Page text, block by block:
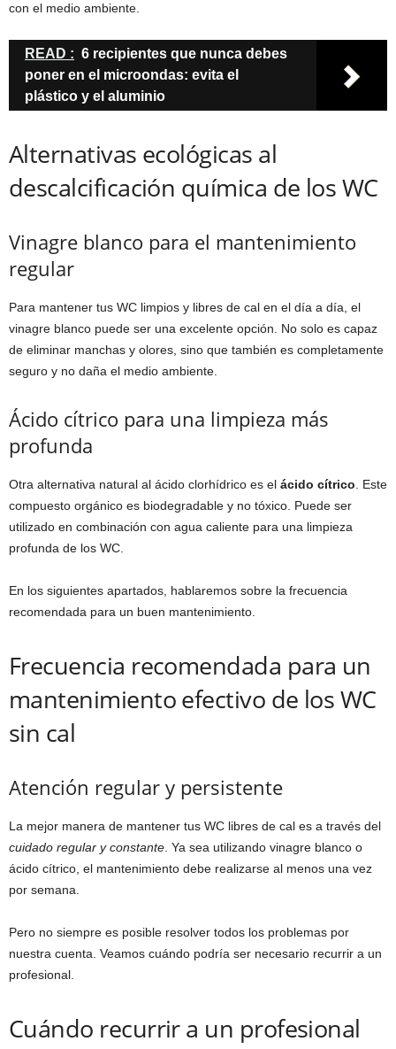
con el medio ambiente.
READ : 6 recipientes que nunca debes
poner en el microondas: evita el
plástico y el aluminio
Alternativas ecológicas al
descalcificación química de los WC
Vinagre blanco para el mantenimiento
regular
Para mantener tus WC limpios y libres de cal en el día a día, el
vinagre blanco puede ser una excelente opción. No solo es capaz
de eliminar manchas y olores, sino que también es completamente
seguro y no daña el medio ambiente.
Ácido cítrico para una limpieza más
profunda
Otra alternativa natural al ácido clorhídrico es el ácido cítrico . Este
compuesto orgánico es biodegradable y no tóxico. Puede ser
utilizado en combinación con agua caliente para una limpieza
profunda de los WC.
En los siguientes apartados, hablaremos sobre la frecuencia
recomendada para un buen mantenimiento.
Frecuencia recomendada para un
mantenimiento efectivo de los WC
sin cal
Atención regular y persistente
La mejor manera de mantener tus WC libres de cal es a través del
cuidado regular y constante . Ya sea utilizando vinagre blanco o
ácido cítrico, el mantenimiento debe realizarse al menos una vez
por semana.
Pero no siempre es posible resolver todos los problemas por
nuestra cuenta. Veamos cuándo podría ser necesario recurrir a un
profesional.
Cuándo recurrir a un profesional